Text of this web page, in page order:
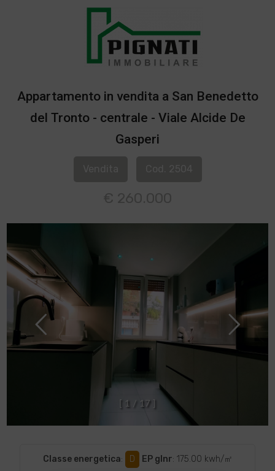
Appartamento in vendita a San Benedetto
del Tronto - centrale - Viale Alcide De
Gasperi
1 / 1 7
Classe energetica: D EP glnr: 175.00 kwh/㎡